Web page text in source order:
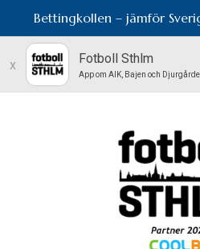
Bettingkollen – jämför
x Fotboll Sthlm
App om AIK, Bajen och